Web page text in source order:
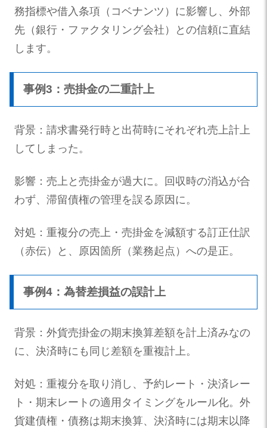
務指標や借入条項（コベナンツ）に影響し、外部
先（銀行・ファクタリング会社）との信頼に直結
します。
事例3：売掛金の二重計上
背景：請求書発行時と出荷時にそれぞれ売上計上
してしまった。
影響：売上と売掛金が過大に。回収時の消込が合
わず、滞留債権の管理を誤る原因に。
対処：重複分の売上・売掛金を減額する訂正仕訳
（赤伝）と、原因箇所（業務起点）への是正。
事例4：為替差損益の誤計上
背景：外貨売掛金の期末換算差額を計上済みなの
に、決済時にも同じ差額を重複計上。
対処：重複分を取り消し、予約レート・決済レー
ト・期末レートの適用タイミングをルール化。外
貨建債権・債務は期末換算、決済時には期末以降